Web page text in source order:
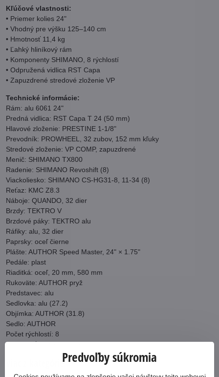
Kľúčové vlastnosti:
• Priemer kolies 24"
• Vhodný pre výšku 125–140 cm
• Hmotnosť 11,4 kg
• Ľahký hliníkový rám
• Komponenty SHIMANO, 8 rýchlostí
• Odpružená vidlica RST Capa
• Zapuzdrené stredové zloženie VP
Technické informácie:
Rám: alu 6061 24"
Predná vidlica: RST Capa T 24 (50 mm)
Hlavové zloženie: PRESTINE 1-1/8"
Prevodník: PROWHEEL, 32 zubov, 152 mm kľuky
Stredové zloženie: VP COMP, zapuzdrené
Menič: SHIMANO TX800
Radenie: SHIMANO Revoshift (8)
Viackoliesko: SHIMANO CS-HG31-8, 11-34 (8)
Reťaz: KMC Z8.3
Náboje: QUANDO, 32 dier
Brzdy: TEKTRO V
Brzdové páky: TEKTRO alu
Ráfiky: alu, 32 dier
Paprsky: oceľ čierne
Plášte: AUTHOR Speed Master, 24" × 1.75"
Pedále: plast
Riaditká: oceľ, 20 mm, 580 mm
Rukoväte: AUTHOR pryž
Predstavec: alu
Sedlovka: alu (27.2)
Objímka: AUTHOR (31.8)
Sedlo: AUTHOR
Počet rýchlostí: 8
Hmotnosť 11,4 kg / 12.5"
Viac z kategóriePredvoľby súkromia